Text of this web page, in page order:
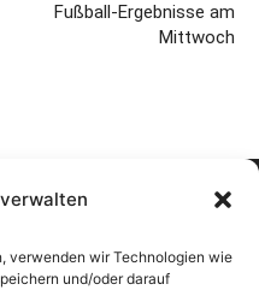
verwenden wir Technologien wie
und/oder darauf
Fußball-Ergebnisse am
Mittwoch